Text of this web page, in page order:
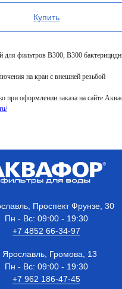
Купить
для фильтров В300, В300
на кран с внешней резьбой
при оформлении заказа на сайте
Проспект Фрунзе, 30
Пн - Вс: 09:00 - 19:30
+7 4852 66-34-97
Ярославль, Громова, 13
Пн - Вс: 09:00 - 19:30
+7 962 186-47-45